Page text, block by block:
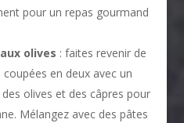
pour un repas gourmand
olives : faites revenir de
en deux avec un
des olives et des câpres pour
Mélangez avec des pâtes